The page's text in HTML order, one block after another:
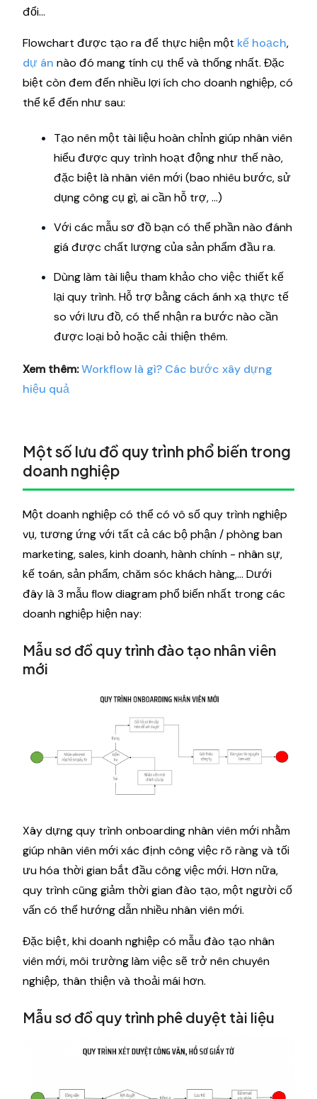
đổi…
Flowchart được tạo ra để thực hiện một kế hoạch,
dự án nào đó mang tính cụ thể và thống nhất. Đặc
biệt còn đem đến nhiều lợi ích cho doanh nghiệp, có
thể kể đến như sau:
Tạo nên một tài liệu hoàn chỉnh giúp nhân viên
hiểu được quy trình hoạt động như thế nào,
đặc biệt là nhân viên mới (bao nhiêu bước, sử
dụng công cụ gì, ai cần hỗ trợ, ...)
Với các mẫu sơ đồ bạn có thể phần nào đánh
giá được chất lượng của sản phẩm đầu ra.
Dùng làm tài liệu tham khảo cho việc thiết kế
lại quy trình. Hỗ trợ bằng cách ánh xạ thực tế
so với lưu đồ, có thể nhận ra bước nào cần
được loại bỏ hoặc cải thiện thêm.
Xem thêm:Workflow là gì? Các bước xây dựng
hiệu quả
Một số lưu đồ quy trình phổ biến trong
doanh nghiệp
Một doanh nghiệp có thể có vô số quy trình nghiệp
vụ, tương ứng với tất cả các bộ phận / phòng ban
marketing, sales, kinh doanh, hành chính - nhân sự,
kế toán, sản phẩm, chăm sóc khách hàng,… Dưới
đây là 3 mẫu flow diagram phổ biến nhất trong các
doanh nghiệp hiện nay:
Mẫu sơ đồ quy trình đào tạo nhân viên
mới
Xây dựng quy trình onboarding nhân viên mới nhằm
giúp nhân viên mới xác định công việc rõ ràng và tối
ưu hóa thời gian bắt đầu công việc mới. Hơn nữa,
quy trình cũng giảm thời gian đào tạo, một người cố
vấn có thể hướng dẫn nhiều nhân viên mới.
Đặc biệt, khi doanh nghiệp có mẫu đào tạo nhân
viên mới, môi trường làm việc sẽ trở nên chuyên
nghiệp, thân thiện và thoải mái hơn.
Mẫu sơ đồ quy trình phê duyệt tài liệu